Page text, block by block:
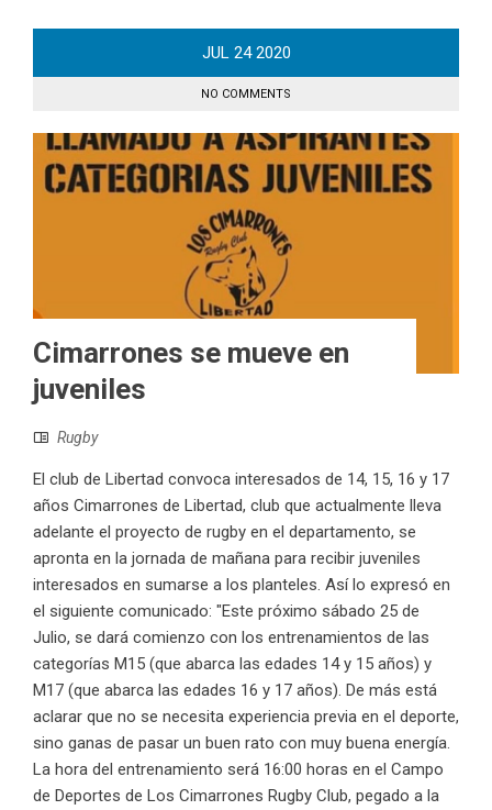
JUL 24 2020
NO COMMENTS
Cimarrones se mueve en
juveniles
Rugby
El club de Libertad convoca interesados de 14, 15, 16 y 17
años Cimarrones de Libertad, club que actualmente lleva
adelante el proyecto de rugby en el departamento, se
apronta en la jornada de mañana para recibir juveniles
interesados en sumarse a los planteles. Así lo expresó en
el siguiente comunicado: "Este próximo sábado 25 de
Julio, se dará comienzo con los entrenamientos de las
categorías M15 (que abarca las edades 14 y 15 años) y
M17 (que abarca las edades 16 y 17 años). De más está
aclarar que no se necesita experiencia previa en el deporte,
sino ganas de pasar un buen rato con muy buena energía.
La hora del entrenamiento será 16:00 horas en el Campo
de Deportes de Los Cimarrones Rugby Club, pegado a la